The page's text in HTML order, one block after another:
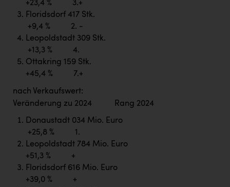
+23,4 % 3.+
Floridsdorf 417 Stk.
+9,4 % 2. -
Leopoldstadt 309 Stk.
+13,3 % 4.
Ottakring 159 Stk.
+45,4 % 7.+
nach Verkaufswert:
Veränderung zu 2024 Rang 2024
Donaustadt 034 Mio. Euro
+25,8 % 1.
Leopoldstadt 784 Mio. Euro
+51,3 % +
Floridsdorf 616 Mio. Euro
+39,0 % +